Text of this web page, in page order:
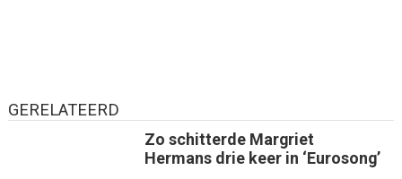
GERELATEERD
Zo schitterde Margriet
Hermans drie keer in ‘Eurosong’